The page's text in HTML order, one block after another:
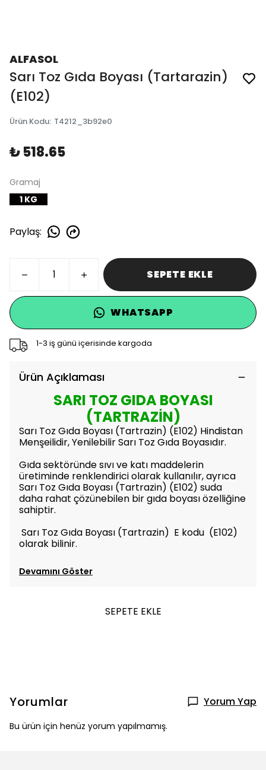
ALFASOL
Sarı Toz Gıda Boyası (Tartarazin)
(E102)
Ürün Kodu: T4212_3b92e0
₺ 518.65
Gramaj
1 KG
Paylaş:
SEPETE EKLE
WHATSAPP
1-3 iş günü içerisinde kargoda
Ürün Açıklaması
SARI TOZ GIDA BOYASI
(TARTRAZİN)
Sarı Toz Gıda Boyası (Tartrazin) (E102) Hindistan
Menşeilidir, Yenilebilir Sarı Toz Gıda Boyasıdır.
Gıda sektöründe sıvı ve katı maddelerin
üretiminde renklendirici olarak kullanılır, ayrıca
Sarı Toz Gıda Boyası (Tartrazin) (E102) suda
daha rahat çözünebilen bir gıda boyası özelliğine
sahiptir.
Sarı Toz Gıda Boyası (Tartrazin) E kodu (E102)
olarak bilinir.
Devamını Göster
SEPETE EKLE
Yorumlar Yorum Yap
Bu ürün için henüz yorum yapılmamış.